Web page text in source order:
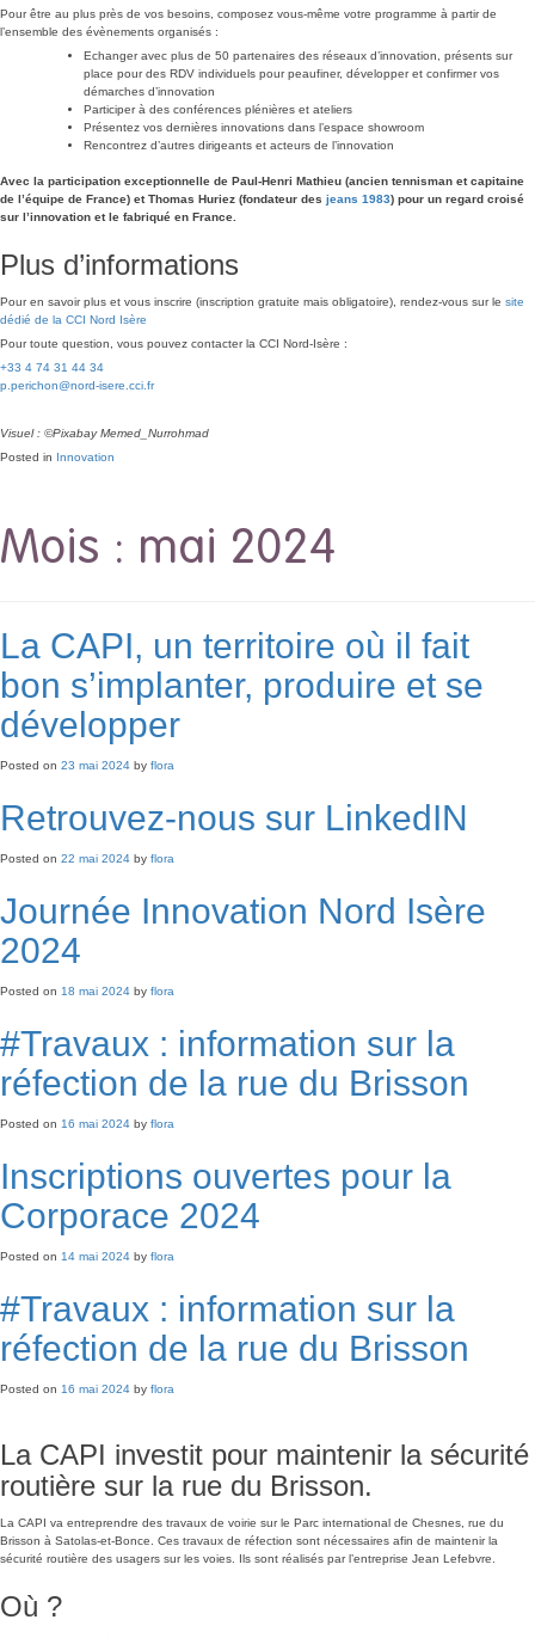
Pour être au plus près de vos besoins, composez vous-même votre programme à partir de
l’ensemble des évènements organisés :
Echanger avec plus de 50 partenaires des réseaux d’innovation, présents sur
place pour des RDV individuels pour peaufiner, développer et confirmer vos
démarches d’innovation
Participer à des conférences plénières et ateliers
Présentez vos dernières innovations dans l’espace showroom
Rencontrez d’autres dirigeants et acteurs de l’innovation
Avec la participation exceptionnelle de Paul-Henri Mathieu (ancien tennisman et capitaine
de l’équipe de France) et Thomas Huriez (fondateur des jeans 1983) pour un regard croisé
sur l’innovation et le fabriqué en France.
Plus d’informations
Pour en savoir plus et vous inscrire (inscription gratuite mais obligatoire), rendez-vous sur le site
dédié de la CCI Nord Isère
Pour toute question, vous pouvez contacter la CCI Nord-Isère :
+33 4 74 31 44 34
p.perichon@nord-isere.cci.fr
Visuel : ©Pixabay Memed_Nurrohmad
Posted in Innovation
Mois : mai 2024
La CAPI, un territoire où il fait
bon s’implanter, produire et se
développer
Posted on 23 mai 2024 by flora
Retrouvez-nous sur LinkedIN
Posted on 22 mai 2024 by flora
Journée Innovation Nord Isère
2024
Posted on 18 mai 2024 by flora
#Travaux : information sur la
réfection de la rue du Brisson
Posted on 16 mai 2024 by flora
Inscriptions ouvertes pour la
Corporace 2024
Posted on 14 mai 2024 by flora
#Travaux : information sur la
réfection de la rue du Brisson
Posted on 16 mai 2024 by flora
La CAPI investit pour maintenir la sécurité
routière sur la rue du Brisson.
La CAPI va entreprendre des travaux de voirie sur le Parc international de Chesnes, rue du
Brisson à Satolas-et-Bonce. Ces travaux de réfection sont nécessaires afin de maintenir la
sécurité routière des usagers sur les voies. Ils sont réalisés par l’entreprise Jean Lefebvre.
Où ?